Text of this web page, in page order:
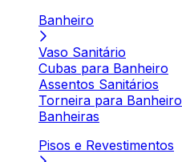
Banheiro
Vaso Sanitário
Cubas para Banheiro
Assentos Sanitários
Torneira para Banheiro
Banheiras
Pisos e Revestimentos